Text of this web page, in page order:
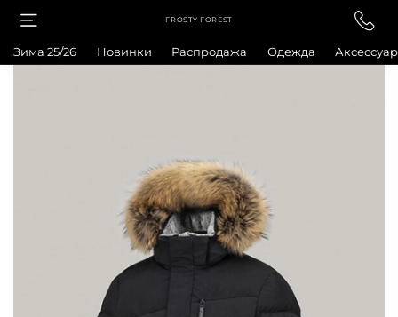
FROSTY FOREST
Зима 25/26 Новинки Распродажа Одежда